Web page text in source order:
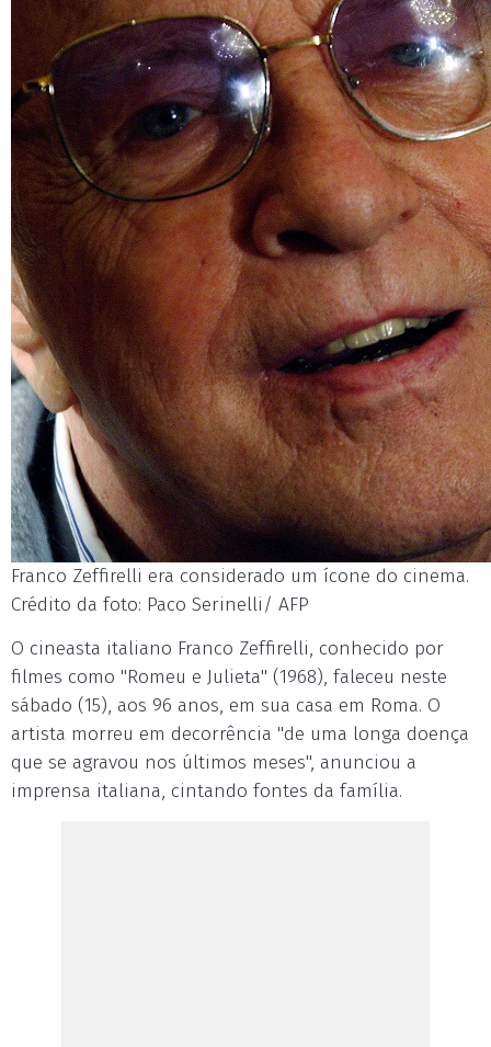
Franco Zeffirelli era considerado um ícone do cinema.
Crédito da foto: Paco Serinelli/ AFP
O cineasta italiano Franco Zeffirelli, conhecido por
filmes como "Romeu e Julieta" (1968), faleceu neste
sábado (15), aos 96 anos, em sua casa em Roma. O
artista morreu em decorrência "de uma longa doença
que se agravou nos últimos meses", anunciou a
imprensa italiana, cintando fontes da família.